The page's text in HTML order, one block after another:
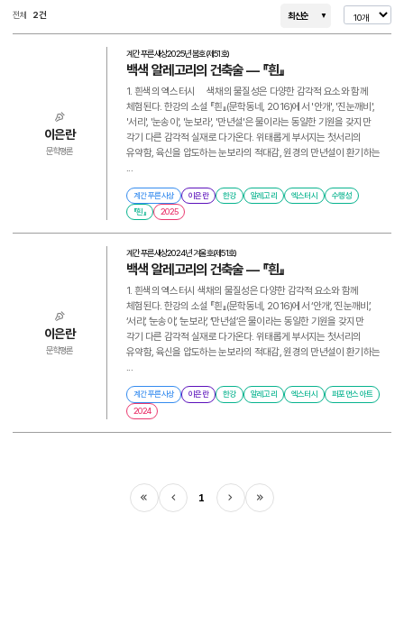
전체 2건 최신순
이은란
문학평론
계간 푸른사상2025년 봄호(제51호)
백색 알레고리의 건축술 ― 『흰』
1. 흰색의 엑스터시 색채의 물질성은 다양한 감각적 요소와 함께
체험된다. 한강의 소설 『흰』(문학동네, 2016)에서 '안개', '진눈깨비',
'서리', '눈송이', '눈보라', '만년설'은 물이라는 동일한 기원을 갖지만
각기 다른 감각적 실재로 다가온다. 위태롭게 부서지는 첫서리의
유약함, 육신을 압도하는 눈보라의 적대감, 원경의 만년설이 환기하는
...
계간 푸른사상 이은란 한강 알레고리 엑스터시
수행성
『흰』
2025
이은란
문학평론
계간 푸른사상2024년 겨울호(제51호)
백색 알레고리의 건축술 ― 『흰』
1. 흰색의 엑스터시 색채의 물질성은 다양한 감각적 요소와 함께
체험된다. 한강의 소설 『흰』(문학동네, 2016)에서 ‘안개’, ‘진눈깨비’,
‘서리’, ‘눈송이’, ‘눈보라’, ‘만년설’은 물이라는 동일한 기원을 갖지만
각기 다른 감각적 실재로 다가온다. 위태롭게 부서지는 첫서리의
유약함, 육신을 압도하는 눈보라의 적대감, 원경의 만년설이 환기하는
...
계간 푸른사상 이은란 한강 알레고리 엑스터시
퍼포먼스 아트
2024
처음 이전 1 다음 마지막